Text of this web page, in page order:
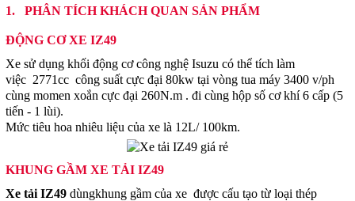
1. PHÂN TÍCH KHÁCH QUAN SẢN PHẨM
ĐỘNG CƠ XE IZ49
Xe sử dụng khối động cơ công nghệ Isuzu có thể tích làm
việc 2771cc công suất cực đại 80kw tại vòng tua máy 3400 v/ph
cùng momen xoắn cực đại 260N.m . đi cùng hộp số cơ khí 6 cấp (5
tiến - 1 lùi).
Mức tiêu hoa nhiêu liệu của xe là 12L/ 100km.
KHUNG GẦM XE TẢI IZ49
Xe tải IZ49 dùngkhung gầm của xe được cấu tạo từ loại thép